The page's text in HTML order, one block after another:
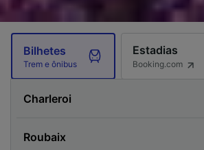
Bilhetes
Trem e ônibus
Estadias
Booking.com